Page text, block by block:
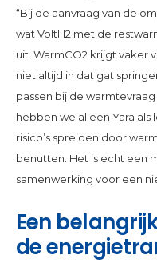
“Bij de aanvraag van de
wat VoltH2 met de
uit. WarmCO2 krijgt vaker
niet altijd in dat gat
passen bij de
hebben we alleen Yara als
risico’s spreiden door
benutten. Het is echt een
samenwerking voor een
Een
de